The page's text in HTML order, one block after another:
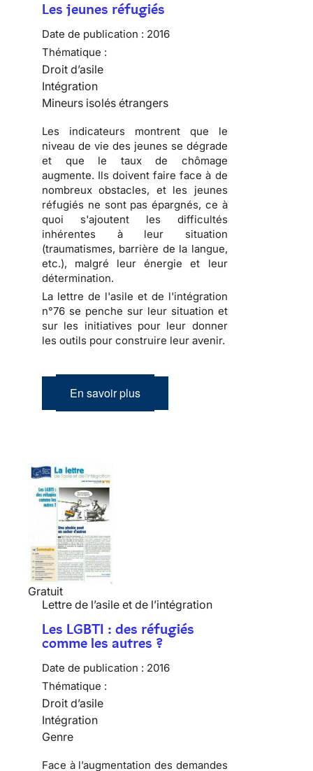
Les jeunes réfugiés
Date de publication : 2016
Thématique :
Droit d’asile
Intégration
Mineurs isolés étrangers
Les indicateurs montrent que le
niveau de vie des jeunes se dégrade
et que le taux de chômage
augmente. Ils doivent faire face à de
nombreux obstacles, et les jeunes
réfugiés ne sont pas épargnés, ce à
quoi s'ajoutent les difficultés
inhérentes à leur situation
(traumatismes, barrière de la langue,
etc.), malgré leur énergie et leur
détermination.
La lettre de l'asile et de l'intégration
n°76 se penche sur leur situation et
sur les initiatives pour leur donner
les outils pour construire leur avenir.
En savoir plus
Gratuit
Lettre de l’asile et de l’intégration
Les LGBTI : des réfugiés
comme les autres ?
Date de publication : 2016
Thématique :
Droit d’asile
Intégration
Genre
Face à l’augmentation des demandes